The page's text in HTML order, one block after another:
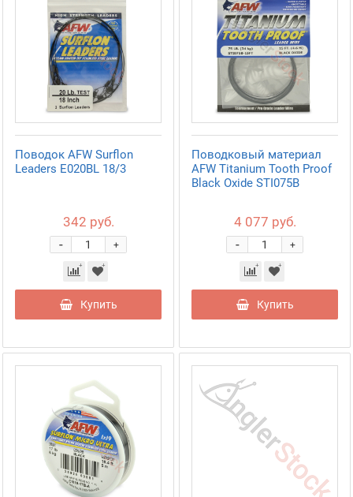
Поводок AFW Surflon
Leaders E020BL 18/3
342 руб.
+
-
Купить
Поводковый материал
AFW Titanium Tooth Proof
Black Oxide STI075B
4 077 руб.
+
-
Купить